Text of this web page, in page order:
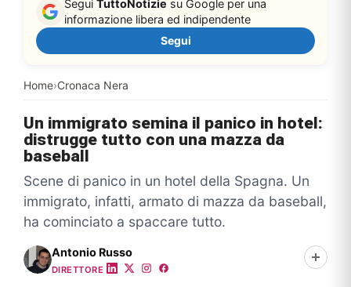
Home›Cronaca Nera
Segui TuttoNotizie su Google per una
informazione libera ed indipendente
Segui
Un immigrato semina il panico in hotel:
distrugge tutto con una mazza da
baseball
Scene di panico in un hotel della Spagna. Un
immigrato, infatti, armato di mazza da baseball,
ha cominciato a spaccare tutto.
Antonio Russo
DIRETTORE